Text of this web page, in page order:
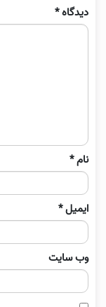
دیدگاه*
نام*
ایمیل*
وب‌ سایت